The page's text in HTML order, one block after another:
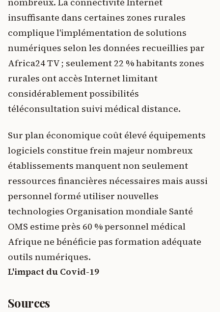
insuffisante dans certaines zones rurales
complique l'implémentation de solutions
numériques selon les données recueillies par
Africa24 TV ; seulement 22 % habitants zones
rurales ont accès Internet limitant
considérablement possibilités
téléconsultation suivi médical distance.
Sur plan économique coût élevé équipements
logiciels constitue frein majeur nombreux
établissements manquent non seulement
ressources financières nécessaires mais aussi
personnel formé utiliser nouvelles
technologies Organisation mondiale Santé
OMS estime près 60 % personnel médical
Afrique ne bénéficie pas formation adéquate
outils numériques.
L'impact du Covid-19
Sources